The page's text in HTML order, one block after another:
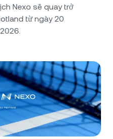
Nexo sẽ quay trở
từ ngày 20